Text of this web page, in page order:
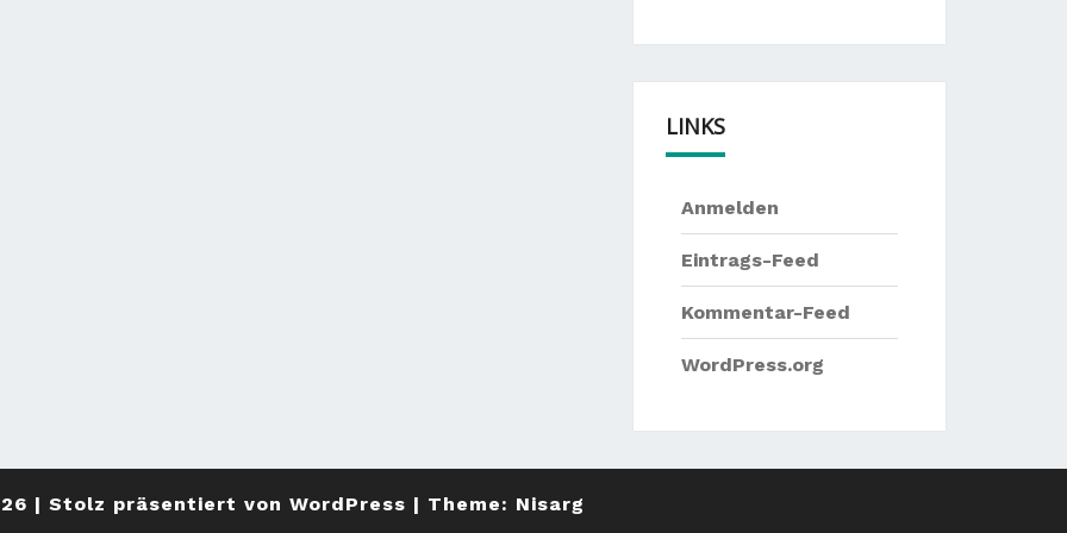
LINKS
Anmelden
Eintrags-Feed
Kommentar-Feed
WordPress.org
| Stolz präsentiert von WordPress | Theme: Nisarg